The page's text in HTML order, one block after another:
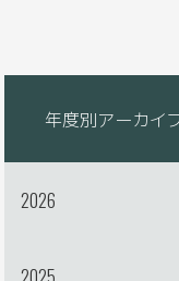
年度別アーカイ
2026